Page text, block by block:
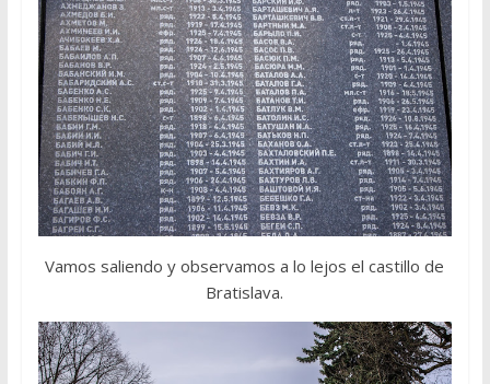
Vamos saliendo y observamos a lo lejos el castillo de
Bratislava.